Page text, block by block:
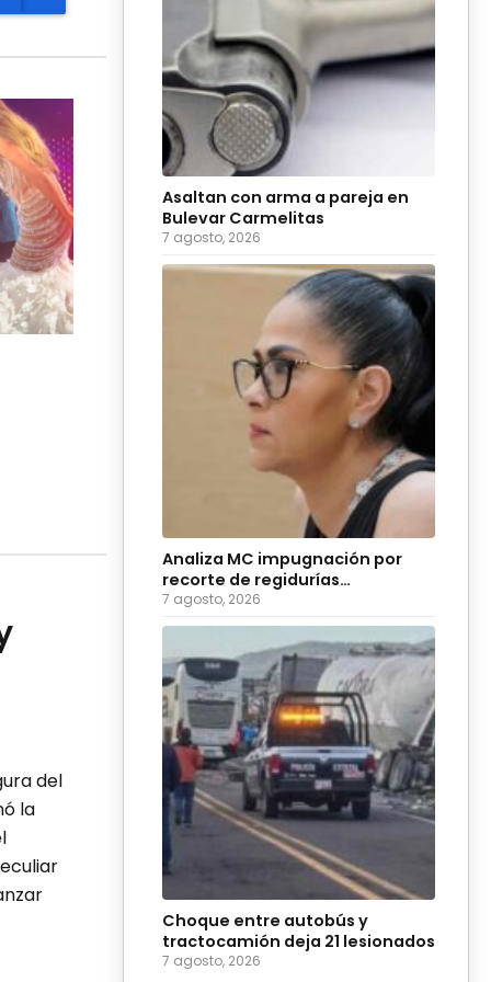
del
la
Asaltan con arma a pareja en
Bulevar Carmelitas
7 agosto, 2026
Analiza MC impugnación por
recorte de regidurías
plurinominales en Puebla
7 agosto, 2026
Choque entre autobús y
tractocamión deja 21 lesionados
7 agosto, 2026